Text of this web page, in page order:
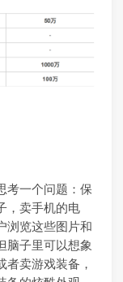
考一个问题：保
，卖手机的电
浏览这些图片和
脑子里可以想象
卖游戏装备，